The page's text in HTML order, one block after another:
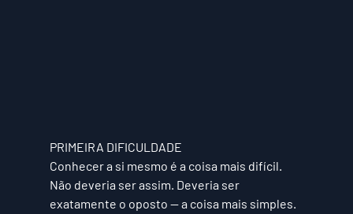
PRIMEIRA DIFICULDADE
Conhecer a si mesmo é a coisa mais difícil.
Não deveria ser assim. Deveria ser
exatamente o oposto — a coisa mais simples.